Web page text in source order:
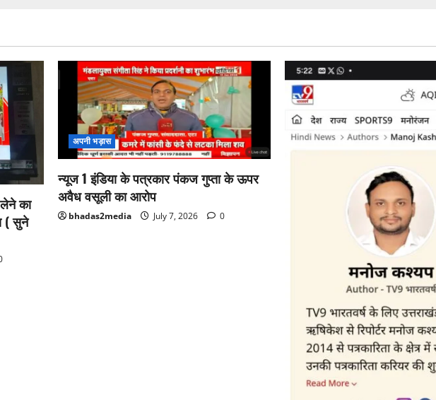
का
( सुने
अपनी भड़ास
न्यूज 1 इंडिया के पत्रकार पंकज गुप्ता के ऊपर
अवैध वसूली का आरोप
bhadas2media July 7, 2026 0